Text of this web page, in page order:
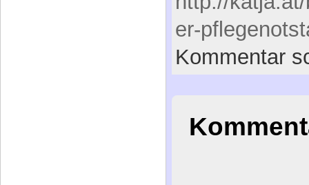
[Beitrags-ID:
http://